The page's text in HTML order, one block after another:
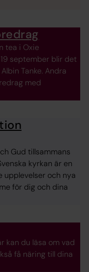
tea i Oxie
september blir det
Tanke. Andra
med
Gud tillsammans
kyrkan är en
upplevelser och nya
för dig och dina
kan du läsa om vad
få näring till dina